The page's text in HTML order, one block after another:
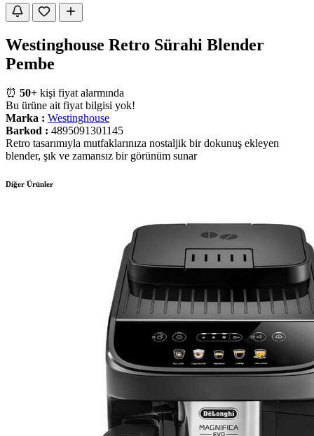
Westinghouse Retro Sürahi Blender
Pembe
⏰ 50+ kişi fiyat alarmında
Bu ürüne ait fiyat bilgisi yok!
Marka : Westinghouse
Barkod : 4895091301145
Retro tasarımıyla mutfaklarınıza nostaljik bir dokunuş ekleyen
blender, şık ve zamansız bir görünüm sunar
Diğer Ürünler